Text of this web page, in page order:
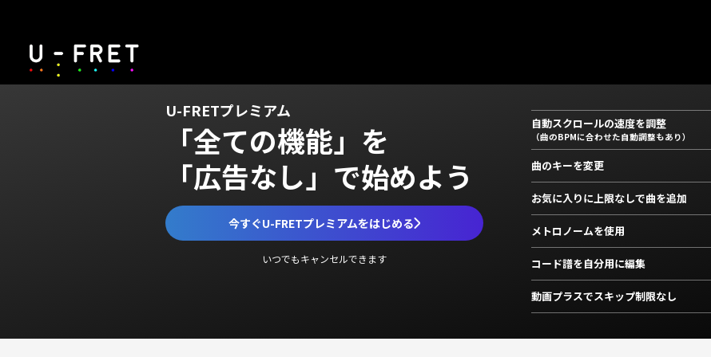
U-FRETプレミアム
「全ての機能」を
「広告なし」で始めよう
今すぐU-FRETプレミアムをはじめる
いつでもキャンセルできます
自動スクロールの速度を調整
（曲のBPMに合わせた自動調整もあり）
曲のキーを変更
お気に入りに上限なしで曲を追加
メトロノームを使用
コード譜を自分用に編集
動画プラスでスキップ制限なし